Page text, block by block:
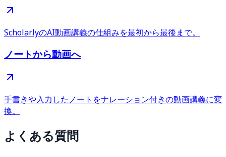
ScholarlyのAI動画講義の仕組みを最初から最後まで。
ノートから動画へ
手書きや入力したノートをナレーション付きの動画講義に変
換。
よくある質問